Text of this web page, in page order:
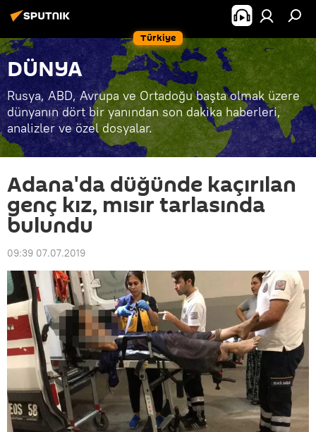
Türkiye
DÜNYA
Rusya, ABD, Avrupa ve Ortadoğu başta olmak üzere
dünyanın dört bir yanından son dakika haberleri,
analizler ve özel dosyalar.
Adana'da düğünde kaçırılan
genç kız, mısır tarlasında
bulundu
09:39 07.07.2019